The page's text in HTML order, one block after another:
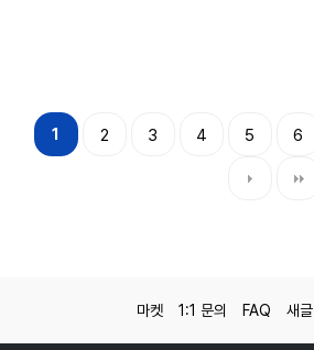
1 2 3 4 5 6
마켓 1:1 문의 FAQ 새글